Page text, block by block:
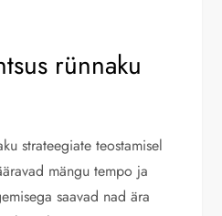
rünnaku
strateegiate teostamisel
mängu tempo ja
saavad nad ära